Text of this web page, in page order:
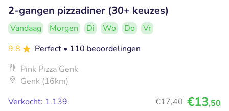
2-gangen pizzadiner (30+ keuzes)
Vandaag Morgen Di Wo Do
Vr
9.8
Perfect • 110 beoordelingen
Pink Pizza Genk
Genk (16km)
Verkocht: 1.139
€17,40 €13,50